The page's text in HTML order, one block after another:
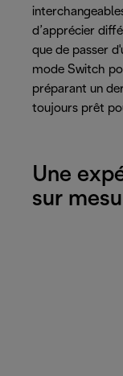
d’apprécier
que de passer
mode Switch
préparant un
toujours prêt
Une
sur